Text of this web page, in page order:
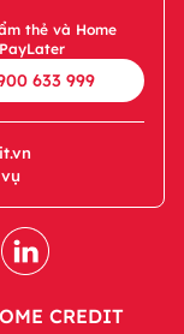
thẻ và Home
PayLater
633 999
CREDIT